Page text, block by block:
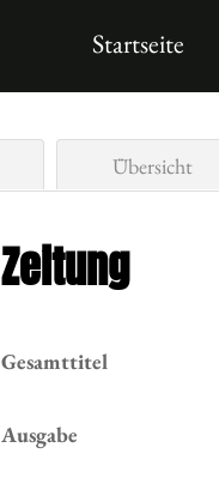
Startseite
Übersicht
Zeitung
Gesamttitel
Ausgabe